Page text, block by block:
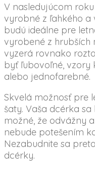
V nasledujúcom
vyrobné z ľahkého a
budú ideálne pre
vyrobené z hrubších
vyzerá rovnako
byť ľubovoľné, vzory
alebo jednofarebné.
Skvelá možnosť pre
šaty. Vaša dcérka
možné, že odvážny
nebude potešením
Nezabudnite sa
dcérky.